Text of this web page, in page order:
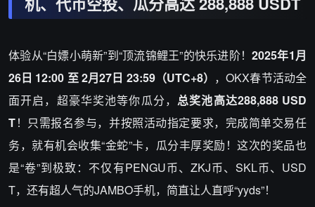
体验从“白嫖小萌新”到“顶流锦鲤王”的快乐进阶！2025年1月
26日 12:00 至 2月27日 23:59（UTC+8） ，OKX春节活动全
面开启，超豪华奖池等你瓜分， 总奖池高达288,888 USD
T！只需报名参与，并按照活动指定要求，完成简单交易任
务，就有机会收集“金蛇”卡，瓜分丰厚奖励！这次的奖品也
是“卷”到极致：不仅有PENGU币、ZKJ币、SKL币、USD
T，还有超人气的JAMBO手机，简直让人直呼“yyds”！